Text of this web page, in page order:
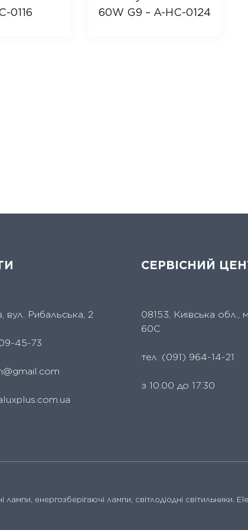
0116
60W G9 – A-HC-0124
вул. Рибальська, 2
45-73
СЕРВІСНИЙ
08153, Київська обл.,
60С
тел. (091) 964-14-21
з 10.00 до 17:30
лампи, енергозберігаючі лампи, світлодіодні світильники.